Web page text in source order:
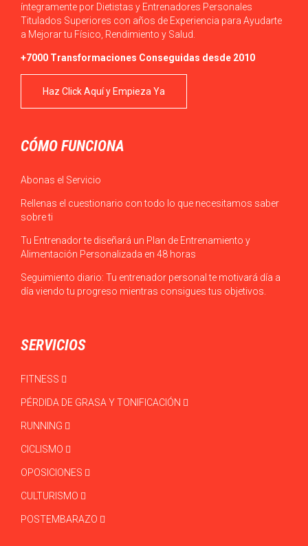
íntegramente por Dietistas y Entrenadores Personales
Titulados Superiores con años de Experiencia para Ayudarte
a Mejorar tu Físico, Rendimiento y Salud.
+7000 Transformaciones Conseguidas desde 2010
Haz Click Aquí y Empieza Ya
CÓMO FUNCIONA
Abonas el Servicio
Rellenas el cuestionario con todo lo que necesitamos saber
sobre ti
Tu Entrenador te diseñará un Plan de Entrenamiento y
Alimentación Personalizada en 48 horas
Seguimiento diario: Tu entrenador personal te motivará día a
día viendo tu progreso mientras consigues tus objetivos.
SERVICIOS
FITNESS
PÉRDIDA DE GRASA Y TONIFICACIÓN
RUNNING
CICLISMO
OPOSICIONES
CULTURISMO
POSTEMBARAZO